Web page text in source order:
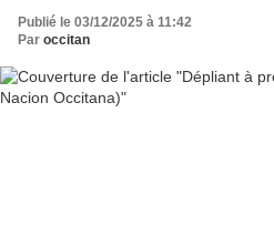
Publié le 03/12/2025 à 11:42
Par occitan